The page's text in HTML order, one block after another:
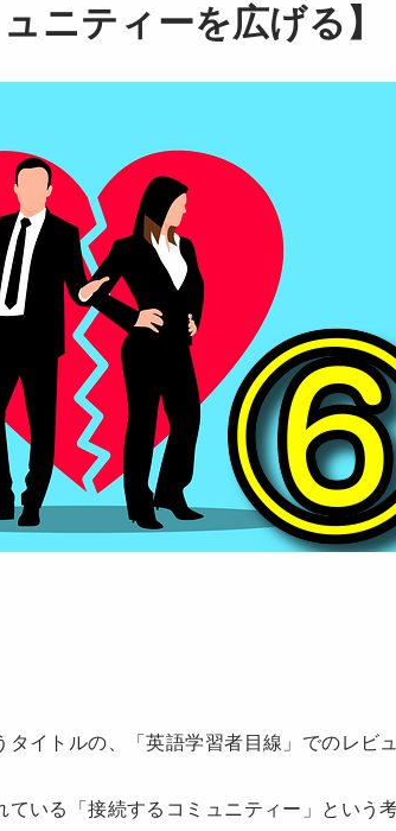
ニティーを広げる】
イトルの、「英語学習者目線」でのレビ
いる「接続するコミュニティー」という